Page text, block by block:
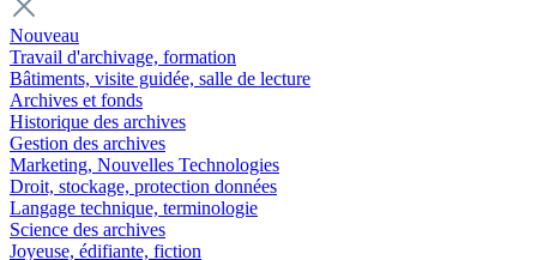
Nouveau
Travail d'archivage, formation
Bâtiments, visite guidée, salle de lecture
Archives et fonds
Historique des archives
Gestion des archives
Marketing, Nouvelles Technologies
Droit, stockage, protection données
Langage technique, terminologie
Science des archives
Joyeuse, édifiante, fiction